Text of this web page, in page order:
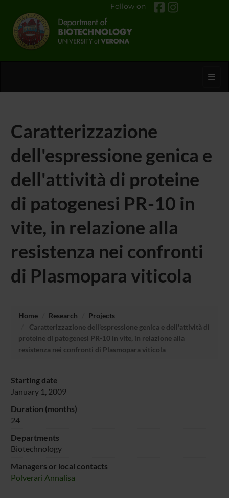
Follow on
Caratterizzazione
dell'espressione genica e
dell'attività di proteine
di patogenesi PR-10 in
vite, in relazione alla
resistenza nei confronti
di Plasmopara viticola
Home Research
Projects
Caratterizzazione dell'espressione genica e dell'attività di
proteine di patogenesi PR-10 in vite, in relazione alla
resistenza nei confronti di Plasmopara viticola
Starting date
January 1, 2009
Duration (months)
24
Departments
Biotechnology
Managers or local contacts
Polverari Annalisa